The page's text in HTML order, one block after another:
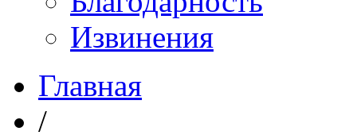
Извинения
Главная
/